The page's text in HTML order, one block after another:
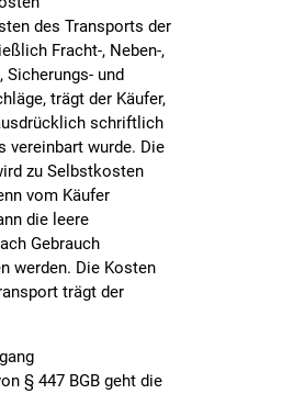
des Transports der
Fracht-, Neben-,
Sicherungs- und
trägt der Käufer,
schriftlich
vereinbart wurde. Die
zu Selbstkosten
vom Käufer
die leere
Gebrauch
werden. Die Kosten
trägt der
§ 447 BGB geht die